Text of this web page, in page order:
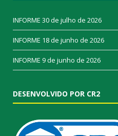
INFORME 30 de julho de 2026
INFORME 18 de junho de 2026
INFORME 9 de junho de 2026
DESENVOLVIDO POR CR2